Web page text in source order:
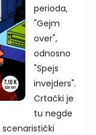
perioda,
"Gejm
over",
odnosno
"Spejs
invejders".
Crtački je
tu negde